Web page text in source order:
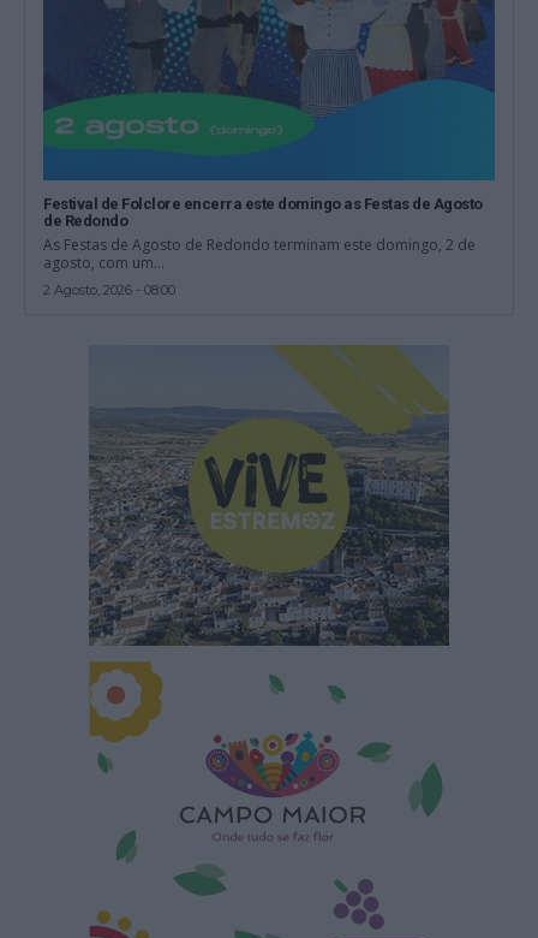
Festival de Folclore encerra este domingo as Festas de Agosto
de Redondo
As Festas de Agosto de Redondo terminam este domingo, 2 de
agosto, com um...
2 Agosto, 2026 - 08:00